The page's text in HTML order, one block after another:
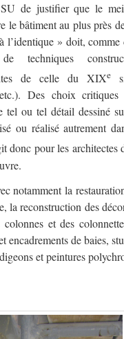
SU de justifier que le
le bâtiment au plus près
l’identique » doit, comme
techniques
de celle du XIXe
Des choix critiques
tel ou tel détail dessiné
ou réalisé autrement
donc pour les architectes
notamment la
la reconstruction des
et des
encadrements de baies,
et peintures